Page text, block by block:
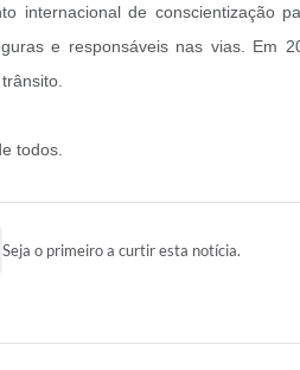
internacional de conscientização
e responsáveis nas vias. Em
todos.
Seja o primeiro a curtir esta notícia.